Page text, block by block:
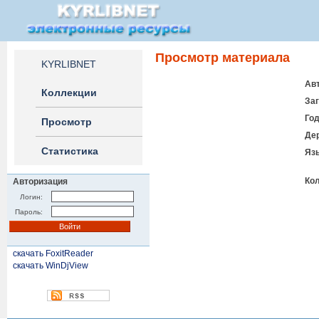
KYRLIBNET
Коллекции
Просмотр
Статистика
Авторизация
Логин:
Пароль:
скачать FoxitReader
скачать WinDjView
Просмотр материала